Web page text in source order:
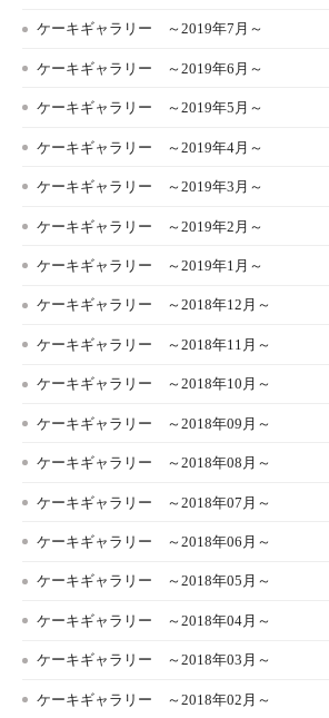
ケーキギャラリー ～2019年7月～
ケーキギャラリー ～2019年6月～
ケーキギャラリー ～2019年5月～
ケーキギャラリー ～2019年4月～
ケーキギャラリー ～2019年3月～
ケーキギャラリー ～2019年2月～
ケーキギャラリー ～2019年1月～
ケーキギャラリー ～2018年12月～
ケーキギャラリー ～2018年11月～
ケーキギャラリー ～2018年10月～
ケーキギャラリー ～2018年09月～
ケーキギャラリー ～2018年08月～
ケーキギャラリー ～2018年07月～
ケーキギャラリー ～2018年06月～
ケーキギャラリー ～2018年05月～
ケーキギャラリー ～2018年04月～
ケーキギャラリー ～2018年03月～
ケーキギャラリー ～2018年02月～